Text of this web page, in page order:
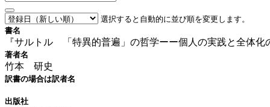
選択すると自動的に並び順を変更します。
書名
『サルトル 「特異的普遍」の哲学ーー個人の実践と全体化
著者名
竹本 研史
訳書の場合は訳者名
出版社